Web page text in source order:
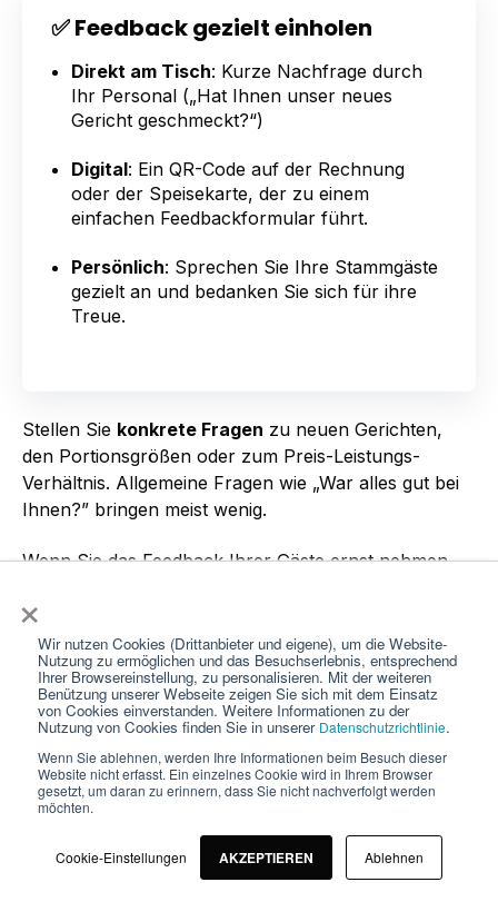
×
Wir nutzen Cookies (Drittanbieter und eigene), um die Website-
Nutzung zu ermöglichen und das Besuchserlebnis, entsprechend
Ihrer Browsereinstellung, zu personalisieren. Mit der weiteren
Benützung unserer Webseite zeigen Sie sich mit dem Einsatz
von Cookies einverstanden. Weitere Informationen zu der
Nutzung von Cookies finden Sie in unserer Datenschutzrichtlinie.
Wenn Sie ablehnen, werden Ihre Informationen beim Besuch dieser
Website nicht erfasst. Ein einzelnes Cookie wird in Ihrem Browser
gesetzt, um daran zu erinnern, dass Sie nicht nachverfolgt werden
möchten.
Cookie-Einstellungen AKZEPTIEREN Ablehnen
✅ Feedback gezielt einholen
Direkt am Tisch: Kurze Nachfrage durch
Ihr Personal („Hat Ihnen unser neues
Gericht geschmeckt?“)
Digital: Ein QR-Code auf der Rechnung
oder der Speisekarte, der zu einem
einfachen Feedbackformular führt.
Persönlich: Sprechen Sie Ihre Stammgäste
gezielt an und bedanken Sie sich für ihre
Treue.
Stellen Sie konkrete Fragen zu neuen Gerichten,
den Portionsgrößen oder zum Preis-Leistungs-
Verhältnis. Allgemeine Fragen wie „War alles gut bei
Ihnen?” bringen meist wenig.
Wenn Sie das Feedback Ihrer Gäste ernst nehmen,
sondern auch die Beziehung zu Ihren Gästen wichtig
ist. Und genau das schafft Loyalität, selbst wenn die
Preise steigen.